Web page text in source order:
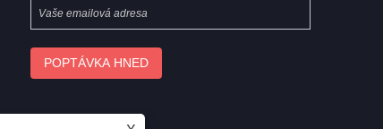
Sejdeme se na Shanghai Beauty Expo.